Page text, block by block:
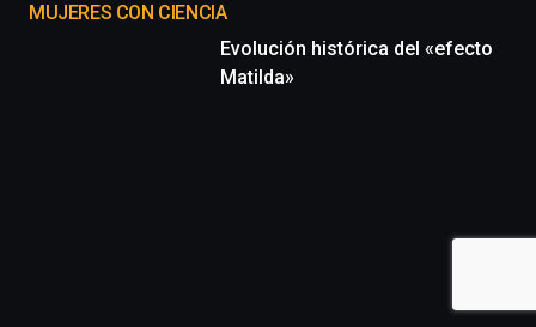
MUJERES CON CIENCIA
Evolución histórica del «efecto
Matilda»